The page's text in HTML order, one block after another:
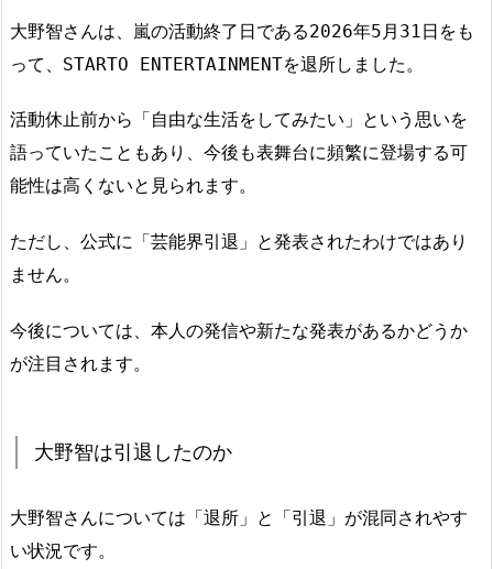
大野智さんは、嵐の活動終了日である2026年5月31日をも
って、STARTO ENTERTAINMENTを退所しました。
活動休止前から「自由な生活をしてみたい」という思いを
語っていたこともあり、今後も表舞台に頻繁に登場する可
能性は高くないと見られます。
ただし、公式に「芸能界引退」と発表されたわけではあり
ません。
今後については、本人の発信や新たな発表があるかどうか
が注目されます。
大野智は引退したのか
大野智さんについては「退所」と「引退」が混同されやす
い状況です。